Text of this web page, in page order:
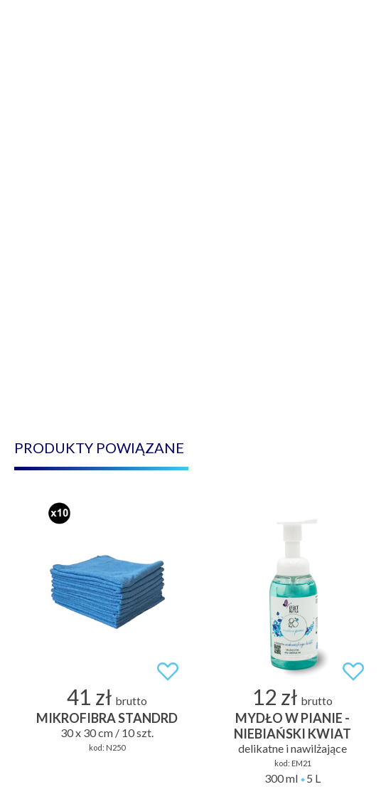
PRODUKTY POWIĄZANE
41 zł brutto
MIKROFIBRA STANDRD
30 x 30 cm / 10 szt.
kod: N250
12 zł brutto
MYDŁO W PIANIE -
NIEBIAŃSKI KWIAT
delikatne i nawilżające
kod: EM21
300 ml 5 L